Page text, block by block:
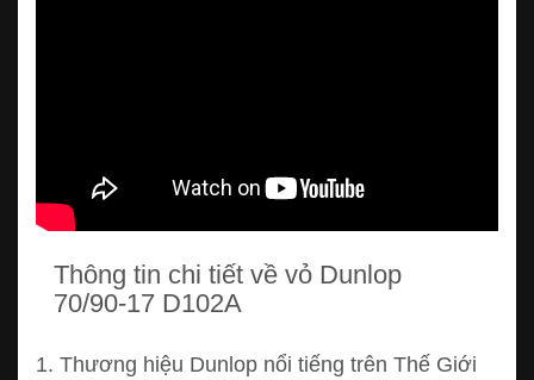
Thông tin chi tiết về vỏ Dunlop
70/90-17 D102A
1. Thương hiệu Dunlop nổi tiếng trên Thế Giới